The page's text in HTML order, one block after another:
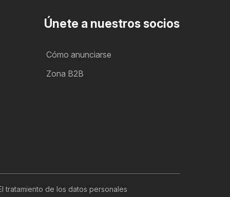
Únete a nuestros socios
Cómo anunciarse
Zona B2B
tratamiento de los datos personales